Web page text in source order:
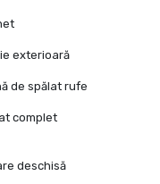
exterioară
de spălat rufe
complet
deschisă